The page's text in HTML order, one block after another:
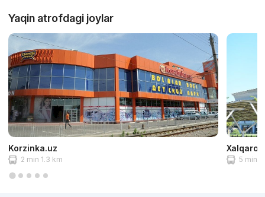
Yaqin atrofdagi joylar
Korzinka.uz
2 min 1.3 km
Xalqaro
5 min